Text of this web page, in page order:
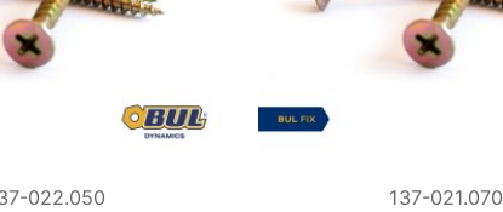
022.050 137-021.070